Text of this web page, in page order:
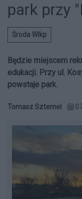
park przy
Środa Wlkp
Będzie miejscem
edukacji. Przy ul.
powstaje park.
Tomasz Szternel